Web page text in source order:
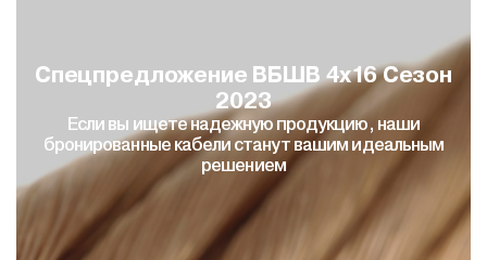
Спецпредложение ВБШВ 4х16 Сезон
2023
Если вы ищете надежную продукцию, наши
бронированные кабели станут вашим идеальным
решением